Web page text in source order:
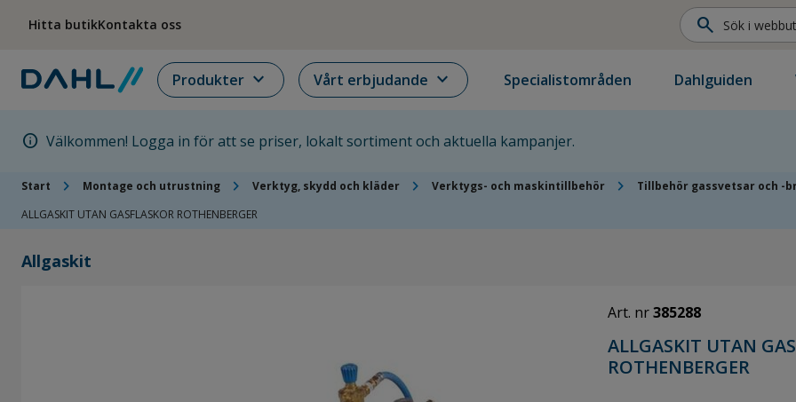
Hitta butikKontakta oss search
Produkter expand_more Vårt erbjudande expand_more Specialistområden Dahlguiden
info Välkommen! Logga in för att se priser, lokalt sortiment och aktuella kampanjer.
Start chevron_right Montage och utrustning chevron_right Verktyg, skydd och kläder chevron_right Verktygs- och maskintillbehör chevron_right Tillbehör gassvetsar och -
ALLGASKIT UTAN GASFLASKOR ROTHENBERGER
Allgaskit
Art. nr385288
ALLGASKIT UTAN
ROTHENBERGER